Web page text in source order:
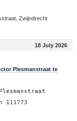
Zwijndrecht
18 July 2026
Plesmanstraat te
111773